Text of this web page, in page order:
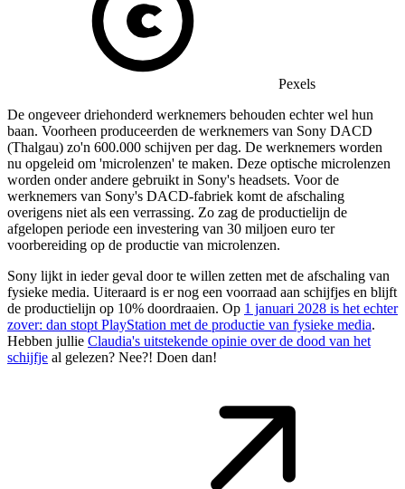
Pexels
De ongeveer driehonderd werknemers behouden echter wel hun
baan. Voorheen produceerden de werknemers van Sony DACD
(Thalgau) zo'n 600.000 schijven per dag. De werknemers worden
nu opgeleid om 'microlenzen' te maken. Deze optische microlenzen
worden onder andere gebruikt in Sony's headsets. Voor de
werknemers van Sony's DACD-fabriek komt de afschaling
overigens niet als een verrassing. Zo zag de productielijn de
afgelopen periode een investering van 30 miljoen euro ter
voorbereiding op de productie van microlenzen.
Sony lijkt in ieder geval door te willen zetten met de afschaling van
fysieke media. Uiteraard is er nog een voorraad aan schijfjes en blijft
de productielijn op 10% doordraaien. Op 1 januari 2028 is het echter
zover: dan stopt PlayStation met de productie van fysieke media.
Hebben jullie Claudia's uitstekende opinie over de dood van het
schijfje al gelezen? Nee?! Doen dan!